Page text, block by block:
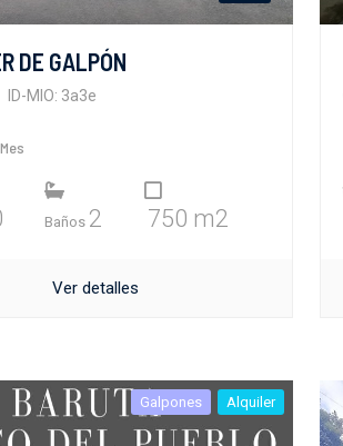
DE GALPÓN
ID-MIO: 3a3e
Baños 2 750 m2
Ver detalles
Galpones Alquiler